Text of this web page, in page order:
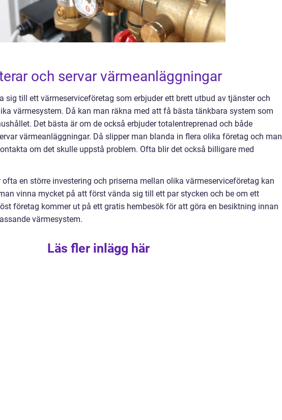
och servar värmeanläggningar
sig till ett värmeserviceföretag som erbjuder ett brett utbud av tjänster och
värmesystem. Då kan man räkna med att få bästa tänkbara system som
Det bästa är om de också erbjuder totalentreprenad och både
värmeanläggningar. Då slipper man blanda in flera olika företag och man
om det skulle uppstå problem. Ofta blir det också billigare med
en större investering och priserna mellan olika värmeserviceföretag kan
vinna mycket på att först vända sig till ett par stycken och be om ett
företag kommer ut på ett gratis hembesök för att göra en besiktning innan
värmesystem.
Läs fler inlägg här